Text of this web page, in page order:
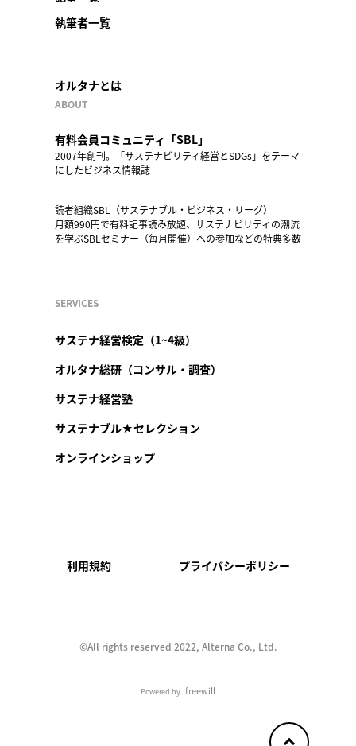
執筆者一覧
オルタナとは
ABOUT
有料会員コミュニティ「SBL」
2007年創刊。「サステナビリティ経営とSDGs」をテーマ
にしたビジネス情報誌
読者組織SBL（サステナブル・ビジネス・リーグ）
月額990円で有料記事読み放題、サステナビリティの潮流
を学ぶSBLセミナー（毎月開催）への参加などの特典多数
SERVICES
サステナ経営検定（1~4級）
オルタナ総研（コンサル・調査）
サステナ経営塾
サステナブル★セレクション
オンラインショップ
利用規約 プライバシーポリシー
©︎All rights reserved 2022, Alterna Co., Ltd.
Powered by freewill